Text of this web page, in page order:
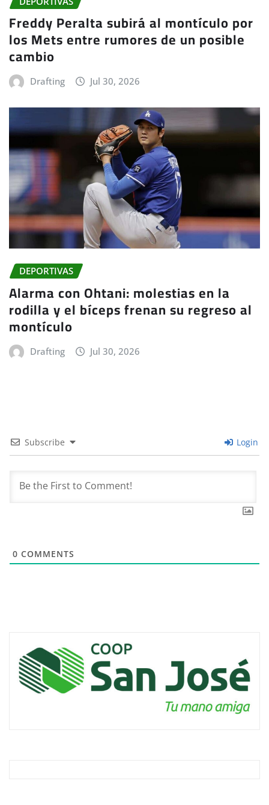
Freddy Peralta subirá al montículo por
los Mets entre rumores de un posible
cambio
Drafting Jul 30, 2026
DEPORTIVAS
Alarma con Ohtani: molestias en la
rodilla y el bíceps frenan su regreso al
montículo
Drafting Jul 30, 2026
Subscribe Login
0 COMMENTS